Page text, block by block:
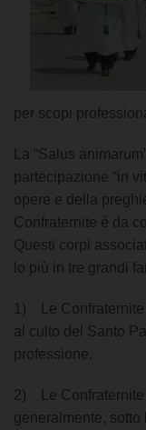
per scopi
La “Salus
partecipazione “in
opere e della
Confraternite è da
Questi corpi
lo più in tre grandi
1) Le Confraternite
al culto del Santo
professione.
2) Le Confraternite
generalmente,